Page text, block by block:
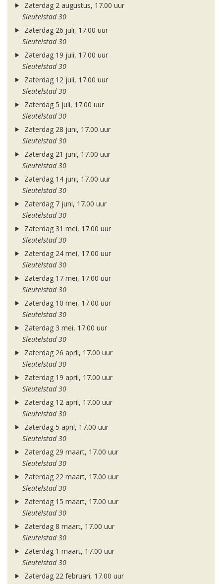
Zaterdag 2 augustus, 17.00 uur
Sleutelstad 30
Zaterdag 26 juli, 17.00 uur
Sleutelstad 30
Zaterdag 19 juli, 17.00 uur
Sleutelstad 30
Zaterdag 12 juli, 17.00 uur
Sleutelstad 30
Zaterdag 5 juli, 17.00 uur
Sleutelstad 30
Zaterdag 28 juni, 17.00 uur
Sleutelstad 30
Zaterdag 21 juni, 17.00 uur
Sleutelstad 30
Zaterdag 14 juni, 17.00 uur
Sleutelstad 30
Zaterdag 7 juni, 17.00 uur
Sleutelstad 30
Zaterdag 31 mei, 17.00 uur
Sleutelstad 30
Zaterdag 24 mei, 17.00 uur
Sleutelstad 30
Zaterdag 17 mei, 17.00 uur
Sleutelstad 30
Zaterdag 10 mei, 17.00 uur
Sleutelstad 30
Zaterdag 3 mei, 17.00 uur
Sleutelstad 30
Zaterdag 26 april, 17.00 uur
Sleutelstad 30
Zaterdag 19 april, 17.00 uur
Sleutelstad 30
Zaterdag 12 april, 17.00 uur
Sleutelstad 30
Zaterdag 5 april, 17.00 uur
Sleutelstad 30
Zaterdag 29 maart, 17.00 uur
Sleutelstad 30
Zaterdag 22 maart, 17.00 uur
Sleutelstad 30
Zaterdag 15 maart, 17.00 uur
Sleutelstad 30
Zaterdag 8 maart, 17.00 uur
Sleutelstad 30
Zaterdag 1 maart, 17.00 uur
Sleutelstad 30
Zaterdag 22 februari, 17.00 uur